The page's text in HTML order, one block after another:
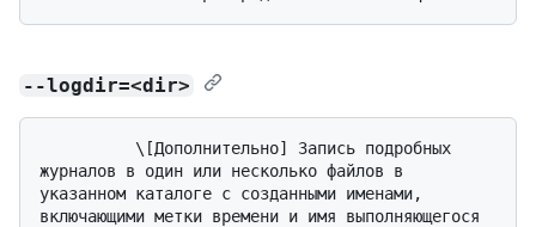
--logdir=<dir>
журналов в один или несколько файлов в
указанном каталоге с созданными именами,
включающими метки времени и имя выполняющегося